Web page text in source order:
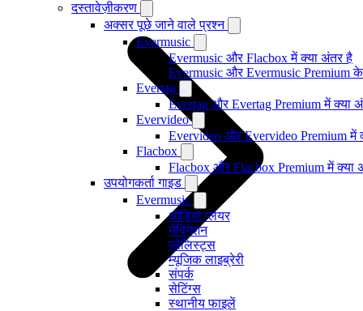
दस्तावेज़ीकरण
अक्सर पूछे जाने वाले प्रश्न
Evermusic
Evermusic और Flacbox में क्या अंतर है
Evermusic और Evermusic Premium
Evertag
Evertag और Evertag Premium में क्या
Evervideo
Evervideo और Evervideo Premium में
Flacbox
Flacbox और Flacbox Premium में क्या
उपयोगकर्ता गाइड
Evermusic
ऑडियो प्लेयर
नेविगेशन
प्लेलिस्ट्स
म्यूजिक लाइब्रेरी
संपर्क
सेटिंग्स
स्थानीय फाइलें